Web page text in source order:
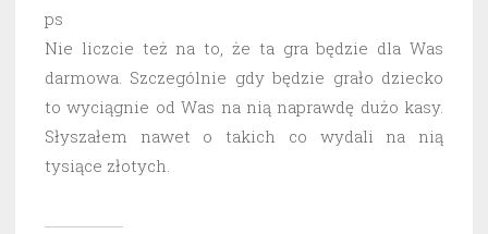
ps
Nie liczcie też na to, że ta gra będzie dla Was
darmowa. Szczególnie gdy będzie grało dziecko
to wyciągnie od Was na nią naprawdę dużo kasy.
Słyszałem nawet o takich co wydali na nią
tysiące złotych.